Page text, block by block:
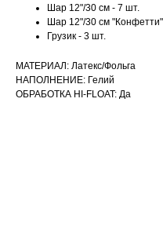
Шар 12"/30 см - 7 шт.
Шар 12"/30 см
Грузик - 3 шт.
МАТЕРИАЛ: Латекс/Фольга
НАПОЛНЕНИЕ: Гелий
ОБРАБОТКА HI-FLOAT: Да